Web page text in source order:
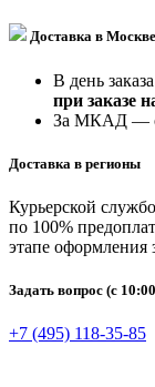
Доставка в Москве
В день
при заказе
За МКАД —
Доставка в регионы
Курьерской
по 100%
этапе оформления
Задать вопрос (с
+7 (495) 118-35-85